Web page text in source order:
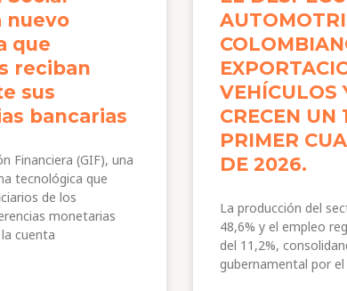
nuevo
que
reciban
sus
bancarias
Financiera (GIF), una
tecnológica que
de los
monetarias
cuenta
VEHÍCULOS
CRECEN UN
PRIMER
DE 2026.
La producción del
48,6% y el empleo
del 11,2%,
gubernamental por